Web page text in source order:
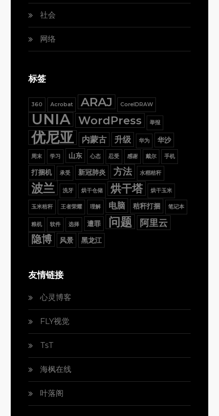
社会
网络
标签
360 Acrobat ARAJ CorelDRAW
UNIA WordPress 举报
优尼亚 内蒙古 升级 华为 华沙
周末 学习 山东 心态 忍受 感谢 戴尔 手机
打捆机 承受 新冠肺炎 方法 水稻秸秆
波兰 洗牙 烘干仓储 烘干塔 烘干玉米
玉米秸秆 王者荣耀 理解 电脑 秸秆打捆 笔记本
粮机 软件 选择 遭罪 问题 阿里云
隐博 风景 黑龙江
友情链接
心灵博客
FLY视觉
TsT
海枫在线
叶落阁